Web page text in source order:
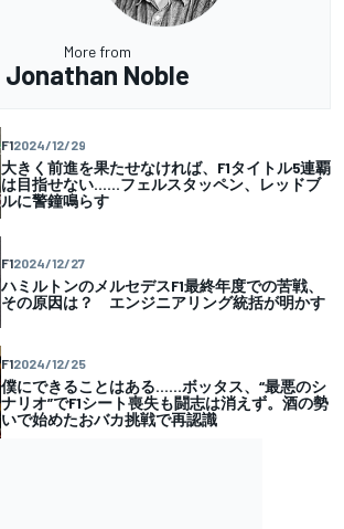
More from
Jonathan Noble
F12024/12/29
大きく前進を果たせなければ、F1タイトル5連覇
は目指せない……フェルスタッペン、レッドブ
ルに警鐘鳴らす
F12024/12/27
ハミルトンのメルセデスF1最終年度での苦戦、
その原因は？ エンジニアリング統括が明かす
F12024/12/25
僕にできることはある……ボッタス、“最悪のシ
ナリオ”でF1シート喪失も闘志は消えず。酒の勢
いで始めたおバカ挑戦で再認識